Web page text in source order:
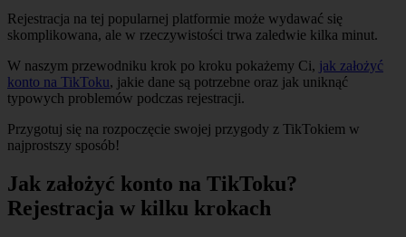
Rejestracja na tej popularnej platformie może wydawać się
skomplikowana, ale w rzeczywistości trwa zaledwie kilka minut.
W naszym przewodniku krok po kroku pokażemy Ci, jak założyć
konto na TikToku, jakie dane są potrzebne oraz jak uniknąć
typowych problemów podczas rejestracji.
Przygotuj się na rozpoczęcie swojej przygody z TikTokiem w
najprostszy sposób!
Jak założyć konto na TikToku?
Rejestracja w kilku krokach